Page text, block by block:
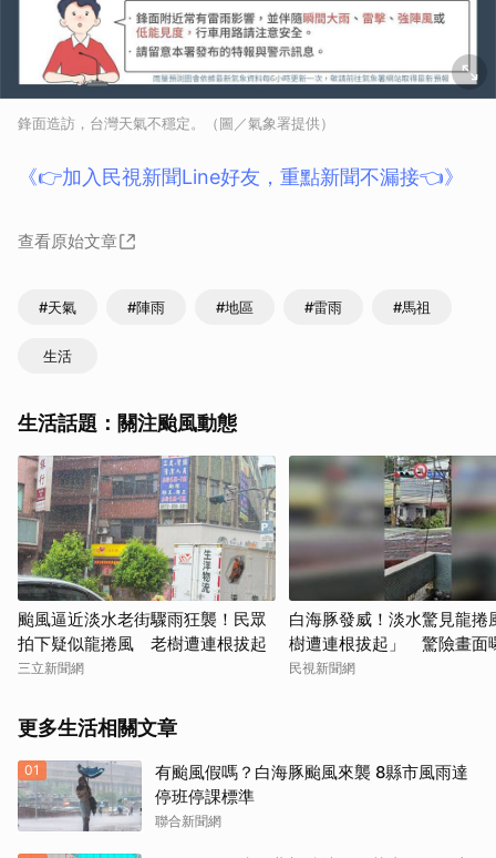
鋒面造訪，台灣天氣不穩定。（圖／氣象署提供）
《👉加入民視新聞Line好友，重點新聞不漏接👈》
查看原始文章
#天氣 #陣雨 #地區 #雷雨 #馬祖
生活
生活話題：關注颱風動態
颱風逼近淡水老街驟雨狂襲！民眾
拍下疑似龍捲風 老樹遭連根拔起
三立新聞網
白海豚發威！淡水驚見龍捲
樹遭連根拔起」 驚險畫面
民視新聞網
更多生活相關文章
01
有颱風假嗎？白海豚颱風來襲 8縣市風雨達
停班停課標準
聯合新聞網